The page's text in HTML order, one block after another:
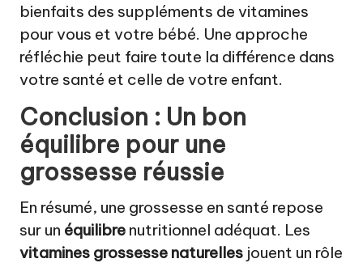
bienfaits des suppléments de vitamines
pour vous et votre bébé. Une approche
réfléchie peut faire toute la différence dans
votre santé et celle de votre enfant.
Conclusion : Un bon
équilibre pour une
grossesse réussie
En résumé, une grossesse en santé repose
sur un équilibre nutritionnel adéquat. Les
vitamines grossesse naturelles jouent un rôle